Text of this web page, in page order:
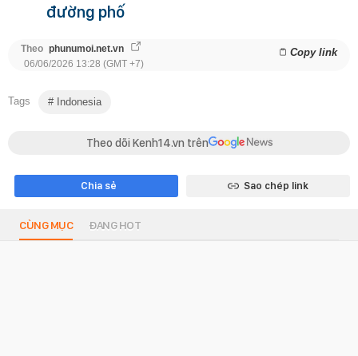
đường phố
Theo phunumoi.net.vn Copy link
06/06/2026 13:28 (GMT +7)
Tags Indonesia
Theo dõi Kenh14.vn trên
Chia sẻ Sao chép link
CÙNG MỤC ĐANG HOT